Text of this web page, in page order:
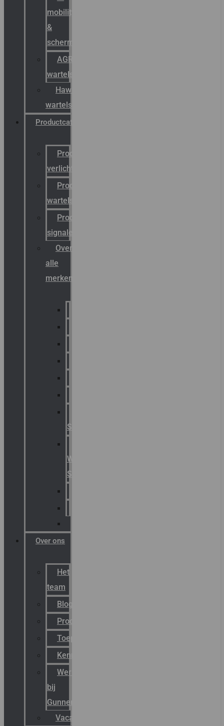
mobility
&
schermstromen
AGRO
wartels
Hawke
wartels
Productcatalogus
Productcatalogus
verlichting
Productcatalogus
wartels
Productcatalogus
signalering
Overzicht
alle
merken
Signaling
Warning
Signals
Over ons
Het
team
Blog
Productnieuws
Toepassingen
Kenniscentrum
Werken
bij
Gunneman
Vacatures